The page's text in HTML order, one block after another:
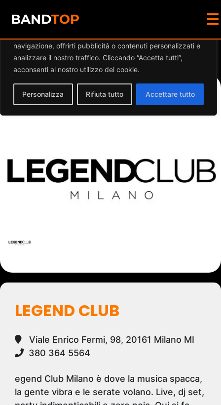
Diamo valore alla tua privacy
navigazione, offrirti pubblicità o contenuti personalizzati e
analizzare il nostro traffico. Cliccando “Accetta tutti”,
acconsenti al nostro utilizzo dei cookie.
Personalizza Rifiuta tutto Accettare tutto
BANDTOP ☰
Events at this location
LEGEND CLUB
Viale Enrico Fermi, 98, 20161 Milano MI
380 364 5564
egend Club Milano è dove la musica spacca,
la gente vibra e le serate volano. Live, dj set,